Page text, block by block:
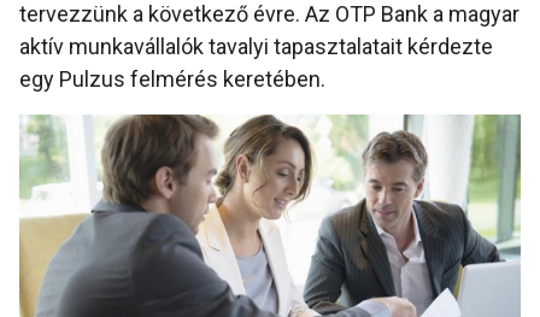
tervezzünk a következő évre. Az OTP Bank a magyar
aktív munkavállalók tavalyi tapasztalatait kérdezte
egy Pulzus felmérés keretében.